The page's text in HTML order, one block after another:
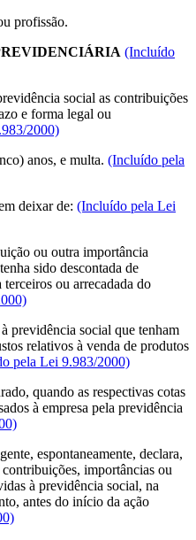
profissão.
(Incluído
social as contribuições
e forma legal ou
2000)
anos, e multa. (Incluído pela
deixar de: (Incluído pela Lei
ou outra importância
sido descontada de
terceiros ou arrecadada do
previdência social que tenham
relativos à venda de produtos
pela Lei 9.983/2000)
quando as respectivas cotas
à empresa pela previdência
espontaneamente, declara,
importâncias ou
à previdência social, na
antes do início da ação